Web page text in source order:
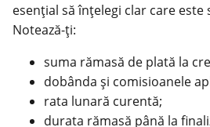
esențial să înțelegi clar care
Notează-ți:
suma rămasă de plată la
dobânda și comisioanele
rata lunară curentă;
durata rămasă până la